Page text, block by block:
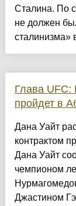
Сталина. По
не должен
сталинизма»
Глава
пройдет в
Дана Уайт
контрактом
Дана Уайт
чемпионом
Джастином